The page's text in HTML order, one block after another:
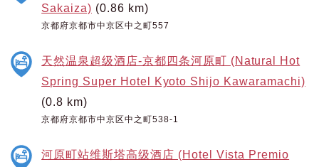
Sakaiza) (0.86 km)
京都府京都市中京区中之町557
天然温泉超级酒店-京都四条河原町 (Natural Hot
Spring Super Hotel Kyoto Shijo Kawaramachi)
(0.8 km)
京都府京都市中京区中之町538-1
河原町站维斯塔高级酒店 (Hotel Vista Premio